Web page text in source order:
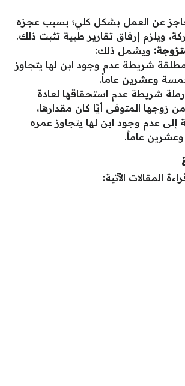
عن العمل بشكل كلي؛ بسبب عجزه
ويلزم إرفاق تقارير طبية تثبت ذلك.
ويشمل ذلك:
شريطة عدم وجود ابن لها يتجاوز
وعشرين عاماً.
شريطة عدم استحقاقها لعادة
زوجها المتوفى أيًا كان مقدارها،
إلى عدم وجود ابن لها يتجاوز عمره
عاماً.
المقالات الآتية: